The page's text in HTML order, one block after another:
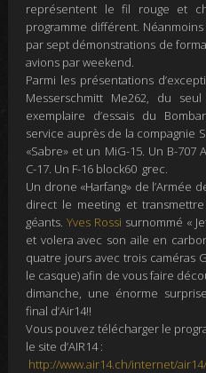
représentent le fil rouge et
programme différent.
par sept démonstrations de
avions par weekend.
Parmi les présentations
Messerschmitt Me262, du
exemplaire d’essais du
service auprès de la compagnie
«Sabre» et un MiG-15. Un B-707
C-17. Un F-16 block60 grec.
Un drone «Harfang» de l’Armée
direct le meeting et
géants.Yves Rossi surnommé «
et volera avec son aile en
quatre jours avec trois caméras
le casque) afin de vous faire
dimanche, une énorme
final d’Air14!!
Vous pouvez télécharger le
le site d’AIR14 :
http://www.air14.ch/internet/